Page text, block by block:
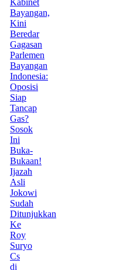
Bayangan,
Kini
Beredar
Gagasan
Parlemen
Bayangan
Indonesia:
Oposisi
Siap
Tancap
Gas?
Sosok
Ini
Buka-
Bukaan!
Ijazah
Asli
Jokowi
Sudah
Ditunjukkan
Ke
Roy
Suryo
Cs
di